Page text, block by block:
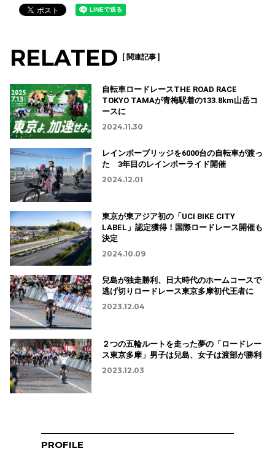
RELATED [ 関連記事 ]
自転車ロードレースTHE ROAD RACE
TOKYO TAMAが青梅駅着の133.8km山岳コ
ースに
2024.11.30
レインボーブリッジを6000台の自転車が渡っ
た 3年目のレインボーライド開催
2024.12.01
東京が東アジア初の「UCI BIKE CITY
LABEL」認定獲得！国際ロードレース開催も
決定
2024.10.09
兒島が独走勝利、日大時代のホームコースで
逃げ切りロードレース東京多摩初代王者に
2023.12.04
２つの五輪ルートを走った夢の「ロードレー
ス東京多摩」男子は兒島、女子は渡部が勝利
2023.12.03
PROFILE